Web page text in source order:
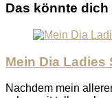
Das könnte
Mein Dia Ladies
Nachdem mein